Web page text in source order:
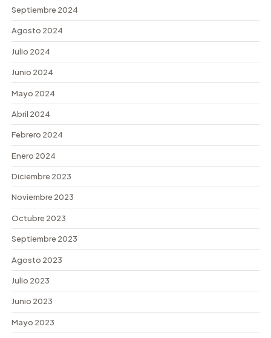
Septiembre 2024
Agosto 2024
Julio 2024
Junio 2024
Mayo 2024
Abril 2024
Febrero 2024
Enero 2024
Diciembre 2023
Noviembre 2023
Octubre 2023
Septiembre 2023
Agosto 2023
Julio 2023
Junio 2023
Mayo 2023